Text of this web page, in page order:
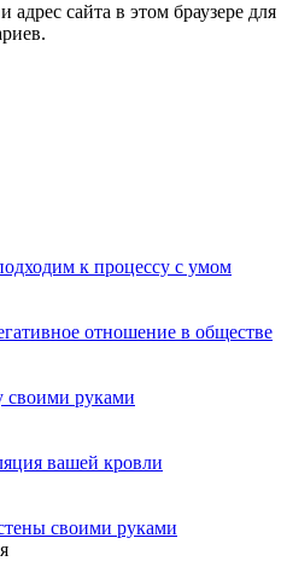
сайта в этом браузере для
к процессу с умом
отношение в обществе
своими руками
вашей кровли
своими руками